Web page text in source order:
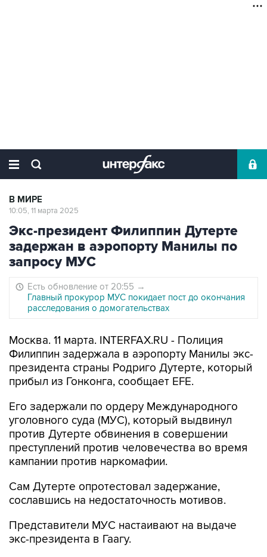
В МИРЕ
10:05, 11 марта 2025
Экс-президент Филиппин Дутерте
задержан в аэропорту Манилы по
запросу МУС
Есть обновление от 20:55 →
Главный прокурор МУС покидает пост до окончания
расследования о домогательствах
Москва. 11 марта. INTERFAX.RU - Полиция
Филиппин задержала в аэропорту Манилы экс-
президента страны Родриго Дутерте, который
прибыл из Гонконга, сообщает EFE.
Его задержали по ордеру Международного
уголовного суда (МУС), который выдвинул
против Дутерте обвинения в совершении
преступлений против человечества во время
кампании против наркомафии.
Сам Дутерте опротестовал задержание,
сославшись на недостаточность мотивов.
Представители МУС настаивают на выдаче
экс-президента в Гаагу.